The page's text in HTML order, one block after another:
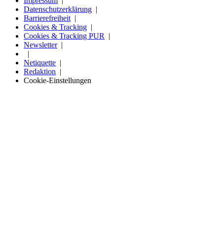
Datenschutzerklärung
Barrierefreiheit
Cookies & Tracking
Cookies & Tracking PUR
Newsletter
Netiquette
Redaktion
Cookie-Einstellungen